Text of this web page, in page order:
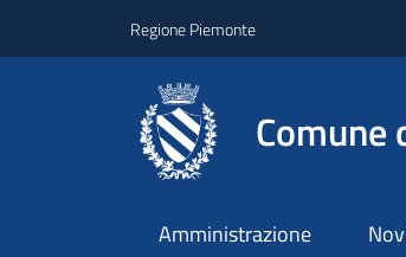
Regione Piemonte
Comune
Amministrazione